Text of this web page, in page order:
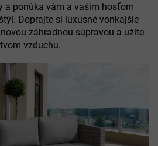
a ponúka vám a vašim hosťom
Doprajte si luxusné vonkajšie
záhradnou súpravou a užite
vzduchu.